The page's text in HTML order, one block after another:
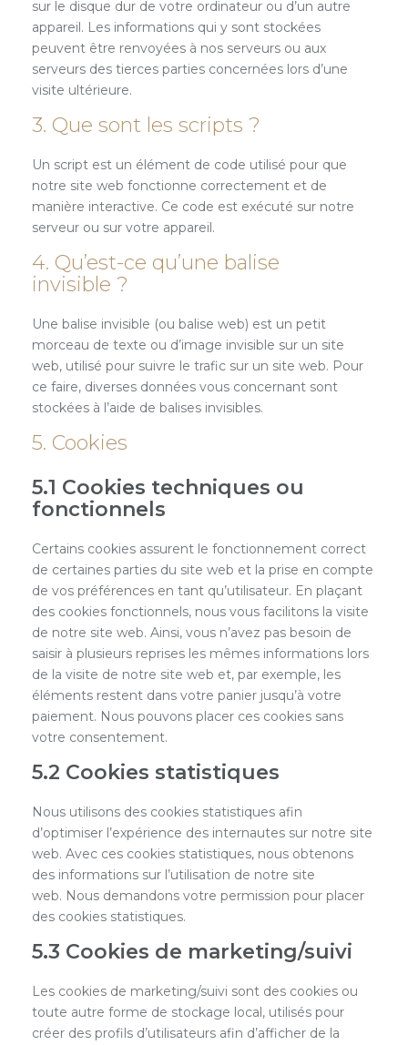
sur le disque dur de votre ordinateur ou d’un autre
appareil. Les informations qui y sont stockées
peuvent être renvoyées à nos serveurs ou aux
serveurs des tierces parties concernées lors d’une
visite ultérieure.
3. Que sont les scripts ?
Un script est un élément de code utilisé pour que
notre site web fonctionne correctement et de
manière interactive. Ce code est exécuté sur notre
serveur ou sur votre appareil.
4. Qu’est-ce qu’une balise
invisible ?
Une balise invisible (ou balise web) est un petit
morceau de texte ou d’image invisible sur un site
web, utilisé pour suivre le trafic sur un site web. Pour
ce faire, diverses données vous concernant sont
stockées à l’aide de balises invisibles.
5. Cookies
5.1 Cookies techniques ou
fonctionnels
Certains cookies assurent le fonctionnement correct
de certaines parties du site web et la prise en compte
de vos préférences en tant qu’utilisateur. En plaçant
des cookies fonctionnels, nous vous facilitons la visite
de notre site web. Ainsi, vous n’avez pas besoin de
saisir à plusieurs reprises les mêmes informations lors
de la visite de notre site web et, par exemple, les
éléments restent dans votre panier jusqu’à votre
paiement. Nous pouvons placer ces cookies sans
votre consentement.
5.2 Cookies statistiques
Nous utilisons des cookies statistiques afin
d’optimiser l’expérience des internautes sur notre site
web. Avec ces cookies statistiques, nous obtenons
des informations sur l’utilisation de notre site
web. Nous demandons votre permission pour placer
des cookies statistiques.
5.3 Cookies de marketing/suivi
Les cookies de marketing/suivi sont des cookies ou
toute autre forme de stockage local, utilisés pour
créer des profils d’utilisateurs afin d’afficher de la